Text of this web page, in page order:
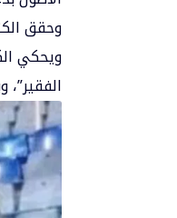
وحقق
ويحكي